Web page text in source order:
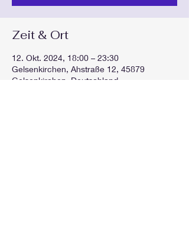
Zeit & Ort
12. Okt. 2024, 18:00 – 23:30
Gelsenkirchen, Ahstraße 12, 45879
Gelsenkirchen, Deutschland